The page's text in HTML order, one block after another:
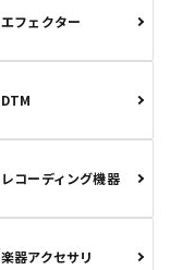
エフェクター
DTM
レコーディング機器
楽器アクセサリ